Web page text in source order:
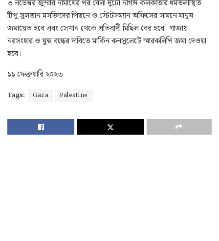
৩ নভেম্বর জুম্মার নামাযের পর বেলা দুটো নাগাদ কলকাতার ধর্মতলাস্থিত
টিপু সুলতান মসজিদের পিছনে ও স্টেটসম্যান অফিসের সামনে মানুষ
জমায়েত হবে এবং সেখান থেকে প্রতিবাদী মিছিল বের হবে। গাজায়
নরসংহার ও যুদ্ধ বন্ধের দাবিতে মার্কিন কনসুলেটে স্মারকলিপি জমা দেওয়া
হবে।
১১ ফেব্রুয়ারি ২০২৩
Tags: Gaza Palestine